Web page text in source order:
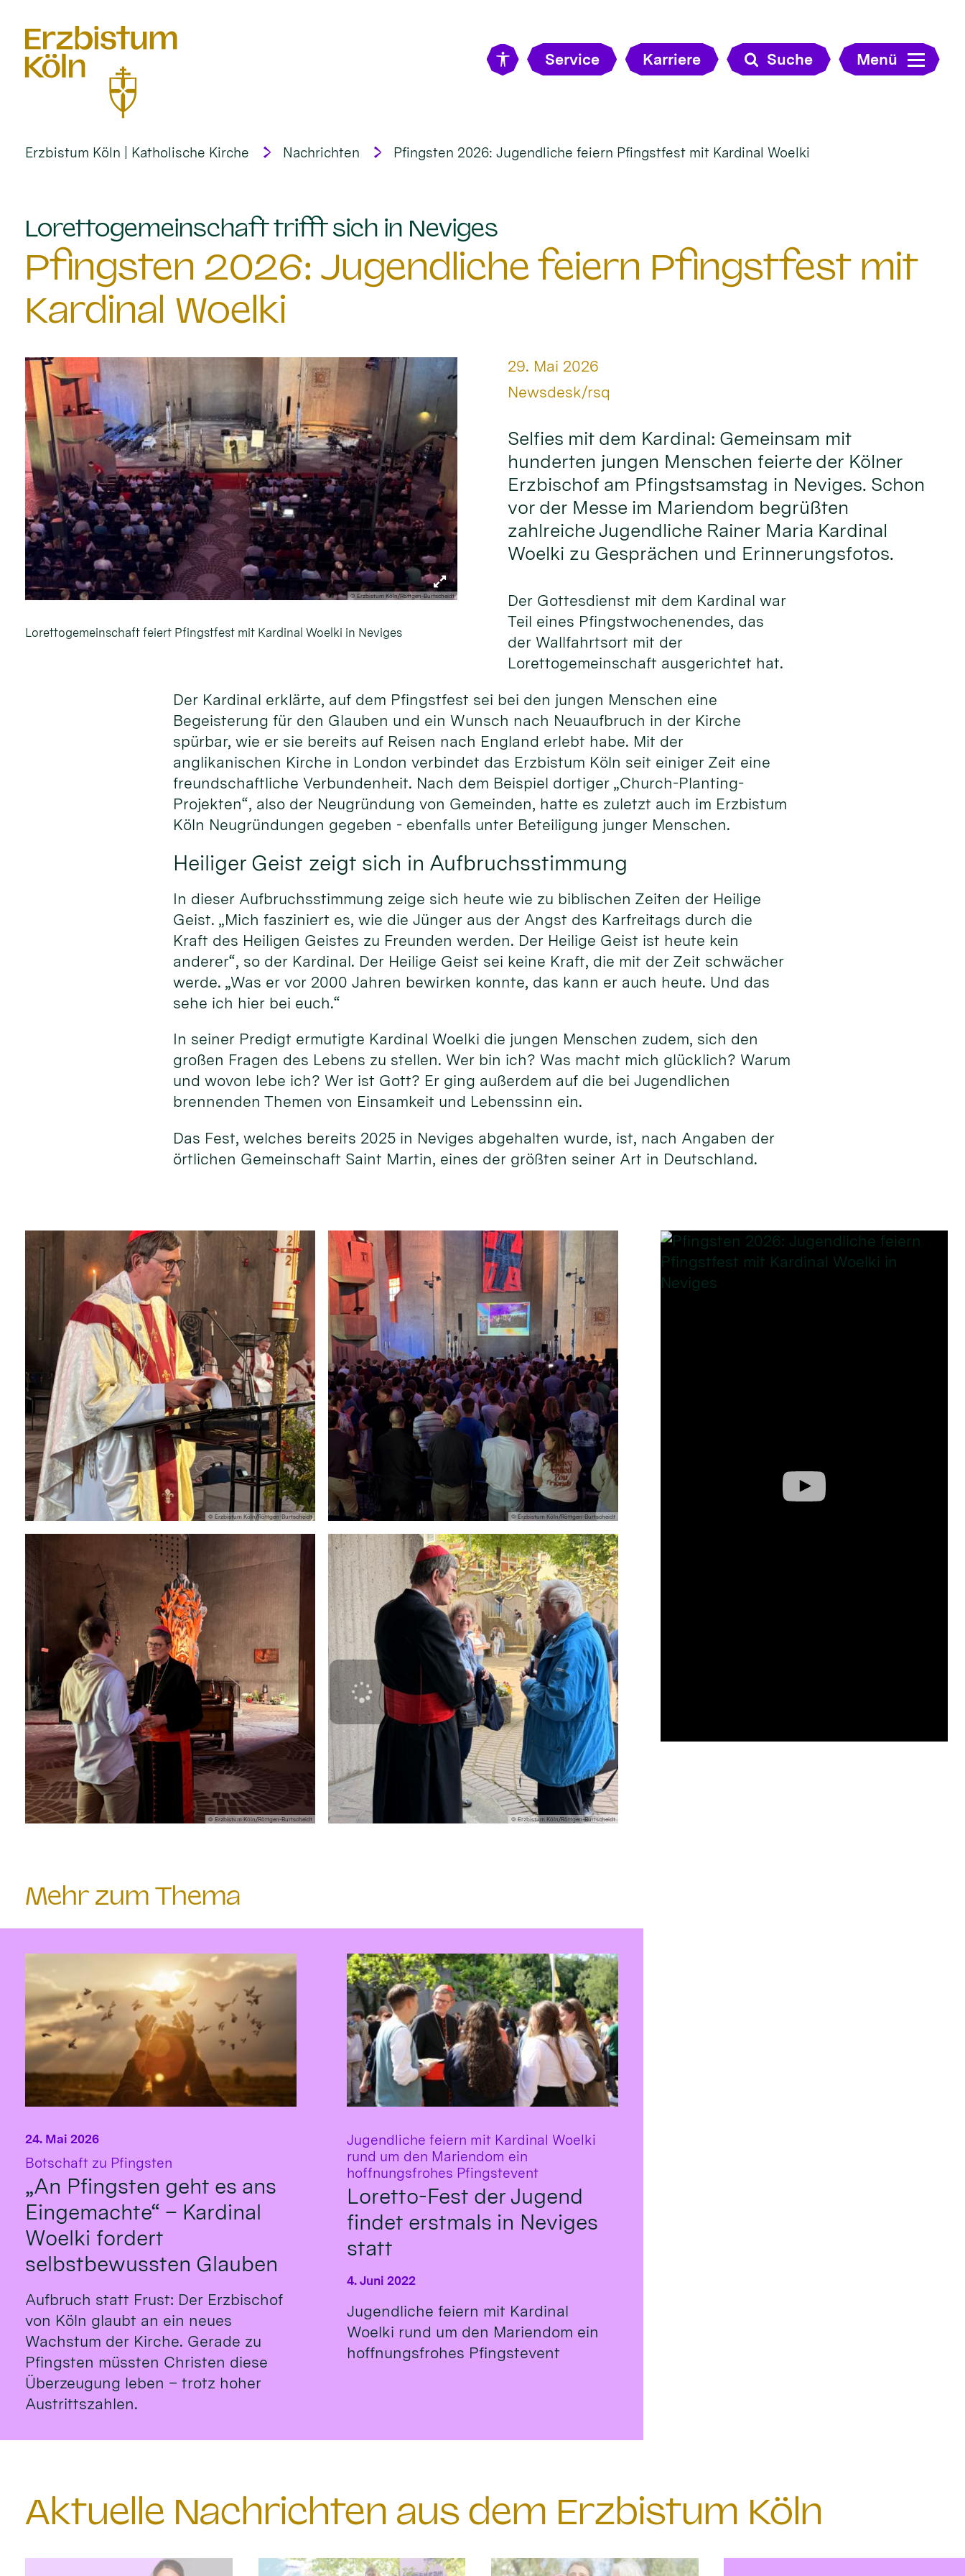
Service Karriere Suche Menü
Erzbistum Köln | Katholische Kirche Nachrichten Pfingsten 2026: Jugendliche feiern Pfingstfest mit Kardinal Woelki
Lorettogemeinschaft trifft sich in Neviges
Pfingsten 2026: Jugendliche feiern Pfingstfest mit
Kardinal Woelki
© Erzbistum Köln/Röttgen-Burtscheidt
Lorettogemeinschaft feiert Pfingstfest mit Kardinal Woelki in Neviges
Datum:
29. Mai 2026
Von:
Newsdesk/rsq
Selfies mit dem Kardinal: Gemeinsam mit
hunderten jungen Menschen feierte der Kölner
Erzbischof am Pfingstsamstag in Neviges. Schon
vor der Messe im Mariendom begrüßten
zahlreiche Jugendliche Rainer Maria Kardinal
Woelki zu Gesprächen und Erinnerungsfotos.
Der Gottesdienst mit dem Kardinal war
Teil eines Pfingstwochenendes, das
der Wallfahrtsort mit der
Lorettogemeinschaft ausgerichtet hat.
Der Kardinal erklärte, auf dem Pfingstfest sei bei den jungen Menschen eine
Begeisterung für den Glauben und ein Wunsch nach Neuaufbruch in der Kirche
spürbar, wie er sie bereits auf Reisen nach England erlebt habe. Mit der
anglikanischen Kirche in London verbindet das Erzbistum Köln seit einiger Zeit eine
freundschaftliche Verbundenheit. Nach dem Beispiel dortiger „Church-Planting-
Projekten“, also der Neugründung von Gemeinden, hatte es zuletzt auch im Erzbistum
Köln Neugründungen gegeben - ebenfalls unter Beteiligung junger Menschen.
Heiliger Geist zeigt sich in Aufbruchsstimmung
In dieser Aufbruchsstimmung zeige sich heute wie zu biblischen Zeiten der Heilige
Geist. „Mich fasziniert es, wie die Jünger aus der Angst des Karfreitags durch die
Kraft des Heiligen Geistes zu Freunden werden. Der Heilige Geist ist heute kein
anderer“, so der Kardinal. Der Heilige Geist sei keine Kraft, die mit der Zeit schwächer
werde. „Was er vor 2000 Jahren bewirken konnte, das kann er auch heute. Und das
sehe ich hier bei euch.“
In seiner Predigt ermutigte Kardinal Woelki die jungen Menschen zudem, sich den
großen Fragen des Lebens zu stellen. Wer bin ich? Was macht mich glücklich? Warum
und wovon lebe ich? Wer ist Gott? Er ging außerdem auf die bei Jugendlichen
brennenden Themen von Einsamkeit und Lebenssinn ein.
Das Fest, welches bereits 2025 in Neviges abgehalten wurde, ist, nach Angaben der
örtlichen Gemeinschaft Saint Martin, eines der größten seiner Art in Deutschland.
© Erzbistum Köln/Röttgen-Burtscheidt © Erzbistum Köln/Röttgen-Burtscheidt
© Erzbistum Köln/Röttgen-Burtscheidt © Erzbistum Köln/Röttgen-Burtscheidt
Mehr zum Thema
Botschaft zu Pfingsten
„An Pfingsten geht es ans
Eingemachte“ – Kardinal
Woelki fordert
selbstbewussten Glauben
24. Mai 2026
Aufbruch statt Frust: Der Erzbischof
von Köln glaubt an ein neues
Wachstum der Kirche. Gerade zu
Pfingsten müssten Christen diese
Überzeugung leben – trotz hoher
Austrittszahlen.
Jugendliche feiern mit Kardinal Woelki
rund um den Mariendom ein
hoffnungsfrohes Pfingstevent:
Loretto-Fest der Jugend
findet erstmals in Neviges
statt
4. Juni 2022
Jugendliche feiern mit Kardinal
Woelki rund um den Mariendom ein
hoffnungsfrohes Pfingstevent
Aktuelle Nachrichten aus dem Erzbistum Köln